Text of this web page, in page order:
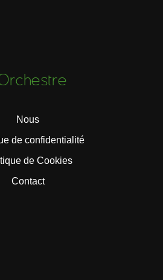
Nous
de confidentialité
de Cookies
Contact